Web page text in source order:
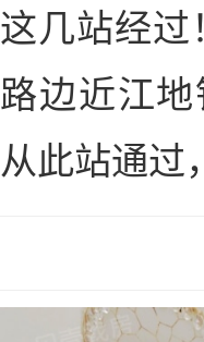
这几站经过
路边近江
从此站通过